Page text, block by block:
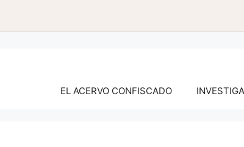
EL ACERVO CONFISCADO